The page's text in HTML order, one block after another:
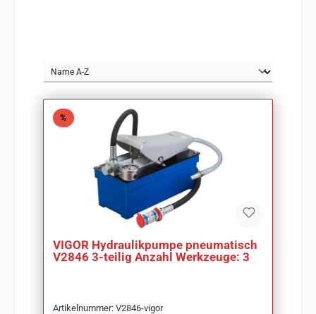
%Rabatt
VIGOR Hydraulikpumpe pneumatisch
V2846 3-teilig Anzahl Werkzeuge: 3
Artikelnummer: V2846-vigor